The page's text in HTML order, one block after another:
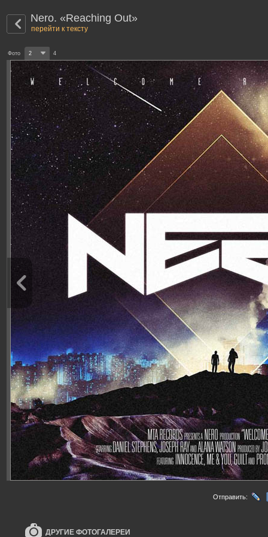
Nero. «Reaching Out»
перейти к тексту
Фото 2 4
Отправить:
ДРУГИЕ ФОТОГАЛЕРЕИ